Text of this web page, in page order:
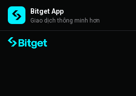
Bitget App
Giao dịch thông minh hơn